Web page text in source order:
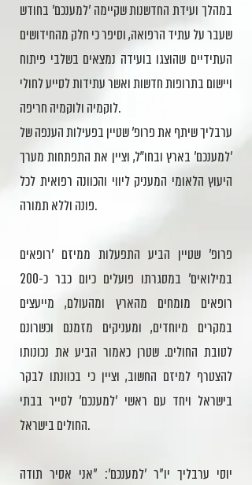
במהלך ועידת החדשנות שקיימה 'למענכם' בחודש
שעבר על עתיד הרפואה, וסיפר כי חלק מהחידושים
העתידיים שהוצגו בועידה נמצאים בשלבי פיתוח
ויישום בתרופות חדשות ואשר עתידות לסייע לחולי
לוקמיה ולוקמיה חריפה.
ערבליך שיתף את פרופ' שטיין בפעילות הענפה של
'למענכם' בארץ ובחו״ל, וציין את התפתחות מערך
היעוץ הלאומי המעניק ליווי והכוונה רפואית לכל
פונה וללא תמורה.
פרופ' שטיין הביע התפעלות ממיזם 'רופאים
במילואים' במסגרתו פועלים כיום כבר כ-200
רופאים מומחים מהארץ ומהעולם, מייעצים
במקרים מיוחדים, ומעניקים מזמנם וכשרונם
לטובת החולים. שטרן כאמור הביע את נכונותו
להצטרף למיזם החשוב, וציין כי בכוונתו לבקר
בישראל ויחד עם ראשי 'למענכם' לסייר בבתי
החולים בישראל.
יוסי ערבליך יו"ר 'למענכם': "אני אסיר תודה